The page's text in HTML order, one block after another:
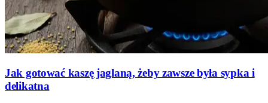
Jak gotować kaszę jaglaną, żeby zawsze była sypka i
delikatna